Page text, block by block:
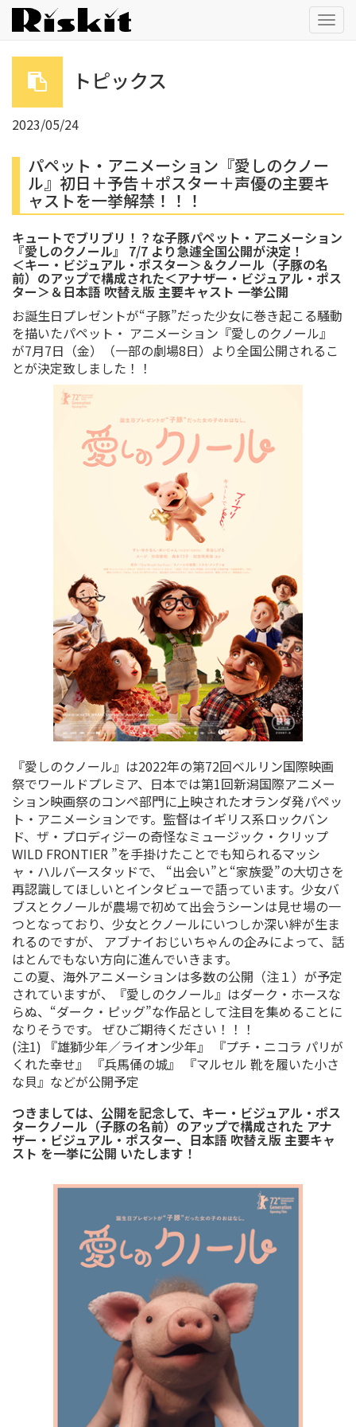
トピックス
2023/05/24
パペット・アニメーション『愛しのクノー
ル』初日＋予告＋ポスター＋声優の主要キ
ャストを一挙解禁！！！
キュートでブリブリ！？な子豚パペット・アニメーション
『愛しのクノール』 7/7 より急遽全国公開が決定！
＜キー・ビジュアル・ポスター＞＆クノール（子豚の名
前）のアップで構成された＜アナザー・ビジュアル・ポス
ター＞＆日本語 吹替え版 主要キャスト 一挙公開
お誕生日プレゼントが“子豚”だった少女に巻き起こる騒動
を描いたパペット・ アニメーション『愛しのクノール』
が7月7日（金）（一部の劇場8日）より全国公開されるこ
とが決定致しました！！
『愛しのクノール』は2022年の第72回ベルリン国際映画
祭でワールドプレミア、日本では第1回新潟国際アニメー
ション映画祭のコンペ部門に上映されたオランダ発パペッ
ト・アニメーションです。監督はイギリス系ロックバン
ド、ザ・プロディジーの奇怪なミュージック・クリップ
WILD FRONTIER ”を手掛けたことでも知られるマッシ
ャ・ハルバースタッドで、 “出会い”と“家族愛”の大切さを
再認識してほしいとインタビューで語っています。少女バ
ブスとクノールが農場で初めて出会うシーンは見せ場の一
つとなっており、少女とクノールにいつしか深い絆が生ま
れるのですが、 アブナイおじいちゃんの企みによって、話
はとんでもない方向に進んでいきます。
この夏、海外アニメーションは多数の公開（注１）が予定
されていますが、『愛しのクノール』はダーク・ホースな
らぬ、“ダーク・ピッグ”な作品として注目を集めることに
なりそうです。 ぜひご期待ください！！！
(注1) 『雄獅少年／ライオン少年』 『プチ・ニコラ パリが
くれた幸せ』 『兵馬俑の城』 『マルセル 靴を履いた小さ
な貝』などが公開予定
つきましては、公開を記念して、キー・ビジュアル・ポス
タークノール（子豚の名前）のアップで構成された アナ
ザー・ビジュアル・ポスター、日本語 吹替え版 主要キャ
スト を一挙に公開 いたします！